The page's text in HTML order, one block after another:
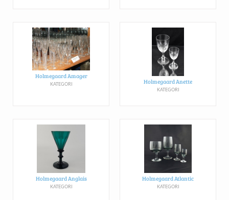
Holmegaard Amager
KATEGORI Holmegaard Anette
KATEGORI
Holmegaard Anglais
KATEGORI
Holmegaard Atlantic
KATEGORI